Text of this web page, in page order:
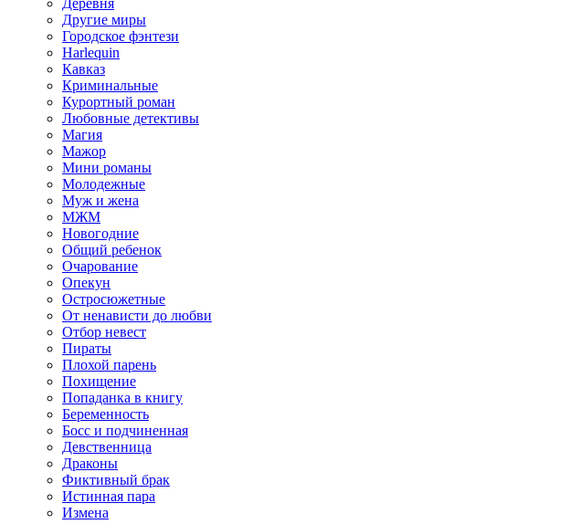
Деревня
Другие миры
Городское фэнтези
Harlequin
Кавказ
Криминальные
Курортный роман
Любовные детективы
Магия
Мажор
Мини романы
Молодежные
Муж и жена
МЖМ
Новогодние
Общий ребенок
Очарование
Опекун
Остросюжетные
От ненависти до любви
Отбор невест
Пираты
Плохой парень
Похищение
Попаданка в книгу
Беременность
Босс и подчиненная
Девственница
Драконы
Фиктивный брак
Истинная пара
Измена